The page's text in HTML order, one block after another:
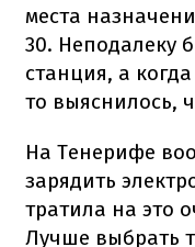
места
30. Неподалеку
станция, а
то выяснилось,
На Тенерифе
зарядить
тратила на это
Лучше выбрать